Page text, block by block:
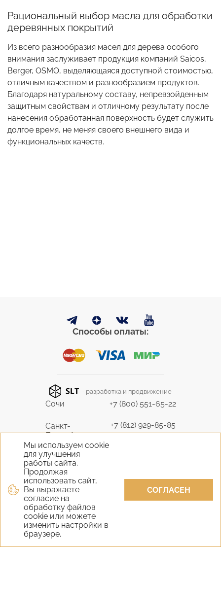
Мы используем cookie
для улучшения
работы сайта.
Продолжая
использовать сайт,
Вы выражаете
согласие на
обработку файлов
cookie или можете
изменить настройки в
браузере.
СОГЛАСЕН
Рациональный выбор масла для обработки
деревянных покрытий
Из всего разнообразия масел для дерева особого
внимания заслуживает продукция компаний Saicos,
Berger, OSMO, выделяющаяся доступной стоимостью,
отличным качеством и разнообразием продуктов.
Благодаря натуральному составу, непревзойденным
защитным свойствам и отличному результату после
нанесения обработанная поверхность будет служить
долгое время, не меняя своего внешнего вида и
функциональных качеств.
Способы оплаты:
- разработка и продвижение
Сочи +7 (800) 551-65-22
Санкт-
Петербург
+7 (812) 929-85-85
9298585@bk.ru
Москва
Крым
+7 (978) 824-31-10
vernisage-c@mail.ru
Екатеринбург